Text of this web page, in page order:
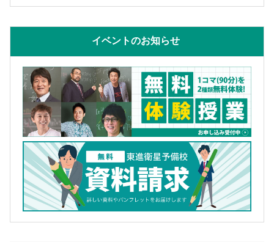
イベントのお知らせ